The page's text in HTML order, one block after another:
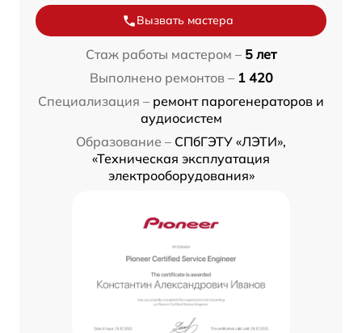
Вызвать мастера
Стаж работы мастером – 5 лет
Выполнено ремонтов – 1 420
Специализация – ремонт парогенераторов и
аудиосистем
Образование – СПбГЭТУ «ЛЭТИ»,
«Техническая эксплуатация
электрооборудования»